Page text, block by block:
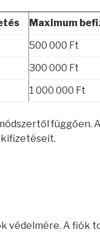
Maximum
500 000 Ft
300 000 Ft
1 000 000 Ft
függően. A
védelmére. A fiók